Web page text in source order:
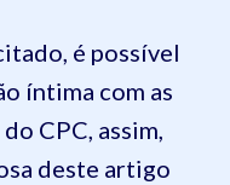
é possível
íntima com as
CPC, assim,
deste artigo